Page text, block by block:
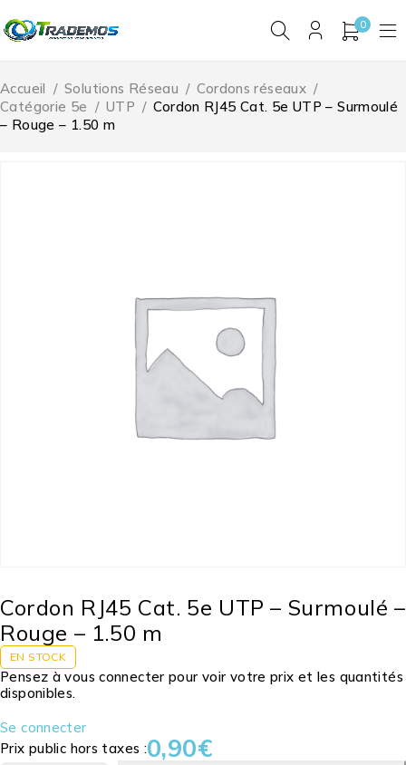
0
Accueil / Solutions Réseau / Cordons réseaux /
Catégorie 5e / UTP / Cordon RJ45 Cat. 5e UTP – Surmoulé
– Rouge – 1.50 m
Cordon RJ45 Cat. 5e UTP – Surmoulé –
Rouge – 1.50 m
EN STOCK
Pensez à vous connecter pour voir votre prix et les quantités
disponibles.
Se connecter
Prix public hors taxes :0,90€